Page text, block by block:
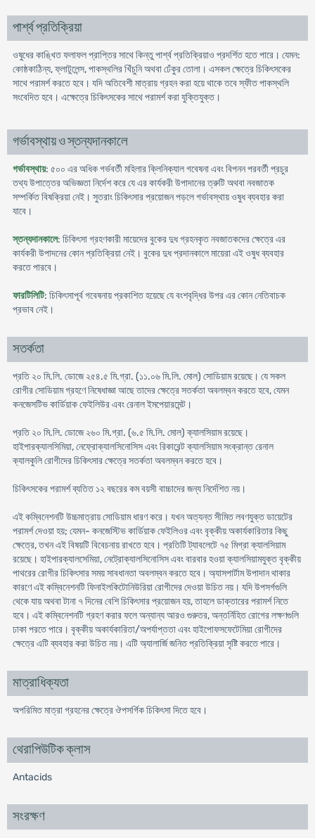
পার্শ্ব প্রতিক্রিয়া
ওষুধের কাঙ্খিত ফলাফল প্রাপ্তির সাথে কিন্তু পার্শ্ব প্রতিক্রিয়াও প্রদর্শিত হতে পারে। যেমন:
কোষ্ঠকাঠিন্য, ফ্লাটুলেন্স, পাকস্থলির খিঁচুনি অথবা ঢেঁকুর তোলা। এসকল ক্ষেত্রে চিকিৎসকের
সাথে পরামর্শ করতে হবে। যদি অতিবেশী মাত্রায় গ্রহন করা হয়ে থাকে তবে স্ফীত পাকস্থলি
সংবেদিত হবে। এক্ষেত্রে চিকিৎসকের সাথে পরামর্শ করা যুক্তিযুক্ত।
গর্ভাবস্থায় ও স্তন্যদানকালে
গর্ভাবস্থায়: ৫০০ এর অধিক গর্ভবর্তী মহিলার ক্লিনিক্যাল গবেষনা এবং বিপনন পরবর্তী প্রচুর
তথ্য উপাত্তের অভিজ্ঞতা নির্দেশ করে যে এর কার্যকরী উপাদানের ত্রুটি অথবা নবজাতক
সম্পর্কিত বিষক্রিয়া নেই। সুতরাং চিকিৎসার প্রয়োজন পড়লে গর্ভাবস্থায় ওষুধ ব্যবহার করা
যাবে।
স্তন্যদানকালে: চিকিৎসা গ্রহণকারী মায়েদের বুকের দুধ গ্রহনকৃত নবজাতকদের ক্ষেত্রে এর
কার্যকরী উপাদনের কোন প্রতিক্রিয়া নেই। বুকের দুধ প্রদানকালে মায়েরা এই ওষুধ ব্যবহার
করতে পারবে।
ফারটিলিটি: চিকিৎসাপূর্ব গবেষনায় প্রকাশিত হয়েছে যে বংশবৃদ্ধির উপর এর কোন নেতিবাচক
প্রভাব নেই।
সতর্কতা
প্রতি ২০ মি.লি. ডোজে ২৫৪.৫ মি.গ্রা. (১১.০৬ মি.লি. মোল) সোডিয়াম রয়েছে। যে সকল
রোগীর সোডিয়াম গ্রহণে নিষেধাজ্ঞা আছে তাদের ক্ষেত্রে সতর্কতা অবলম্বন করতে হবে, যেমন
কনজেসটিভ কার্ডিয়াক ফেইলিউর এবং রেনাল ইমপেয়ারমেন্ট।
প্রতি ২০ মি.লি. ডোজে ২৬০ মি.গ্রা. (৬.৫ মি.লি. মোল) ক্যালসিয়াম রয়েছে।
হাইপারক্যালসিমিয়া, নেফ্রোক্যালসিনোসিস এবং রিকারেন্ট ক্যালসিয়াম সংক্রান্ত রেনাল
ক্যালকুলি রোগীদের চিকিৎসার ক্ষেত্রে সতর্কতা অবলম্বন করতে হবে।
চিকিৎসকের পরামর্শ ব্যতিত ১২ বছরের কম বয়সী বাচ্চাদের জন্য নির্দেশিত নয়।
এই কম্বিনেশনটি উচ্চমাত্রায় সোডিয়াম ধারণ করে। যখন অত্যন্ত সীমিত লবণযুক্ত ডায়েটের
পরামর্শ দেওয়া হয়; যেমন- কনজেস্টিভ কার্ডিয়াক ফেইলিওর এবং বৃক্কীয় অকার্যকারিতার কিছু
ক্ষেত্রে, তখন এই বিষয়টি বিবেচনায় রাখতে হবে। প্রতিটি ট্যাবলেটে ৭৫ মিগ্রা ক্যালসিয়াম
রয়েছে। হাইপারক্যালসেমিয়া, নেট্রোক্যালসিনোসিস এবং বারবার হওয়া ক্যালসিয়ামযুক্ত বৃক্কীয়
পাথরের রোগীর চিকিৎসার সময় সাবধানতা অবলম্বন করতে হবে। অ্যাসপার্টাম উপাদান থাকার
কারণে এই কম্বিনেশনটি ফিনাইলকিটোনিউরিয়া রোগীদের দেওয়া উচিত নয়। যদি উপসর্গগুলি
থেকে যায় অথবা টানা ৭ দিনের বেশি চিকিৎসার প্রয়োজন হয়, তাহলে ডাক্তারের পরামর্শ নিতে
হবে। এই কম্বিনেশনটি গ্রহণ করার ফলে অন্যান্য আরও গুরুতর, অন্তর্নিহিত রোগের লক্ষণগুলি
ঢাকা পরতে পারে। বৃক্কীয় অকার্যকারিতা/অপর্যাপ্ততা এবং হাইপোফসফেটেমিয়া রোগীদের
ক্ষেত্রে এটি ব্যবহার করা উচিত নয়। এটি অ্যালার্জি জনিত প্রতিক্রিয়া সৃষ্টি করতে পারে।
মাত্রাধিক্যতা
অপরিমিত মাত্রা গ্রহনের ক্ষেত্রে ঔপসর্গিক চিকিৎসা দিতে হবে।
থেরাপিউটিক ক্লাস
Antacids
সংরক্ষণ